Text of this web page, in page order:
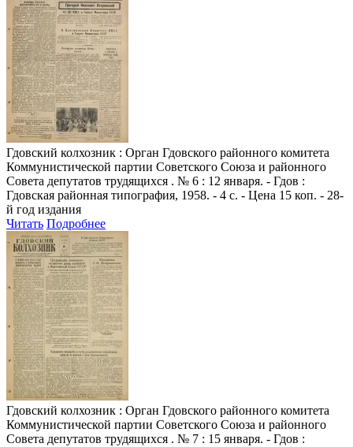
Гдовский колхозник : Орган Гдовского районного комитета
Коммунистической партии Советского Союза и районного
Совета депутатов трудящихся . № 6 : 12 января. - Гдов :
Гдовская районная типография, 1958. - 4 с. - Цена 15 коп. - 28-
й год издания
Читать Подробнее
Гдовский колхозник : Орган Гдовского районного комитета
Коммунистической партии Советского Союза и районного
Совета депутатов трудящихся . № 7 : 15 января. - Гдов :